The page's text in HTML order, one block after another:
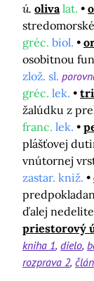
ú. oliva lat.
gréc. biol.
osobitnou
zlož. sl.
gréc. lek.
žalúdku z
franc. lek.
plášťovej
vnútornej
zastar. kniž.
ďalej
priestorový
kniha 1 dielo
rozprava 2